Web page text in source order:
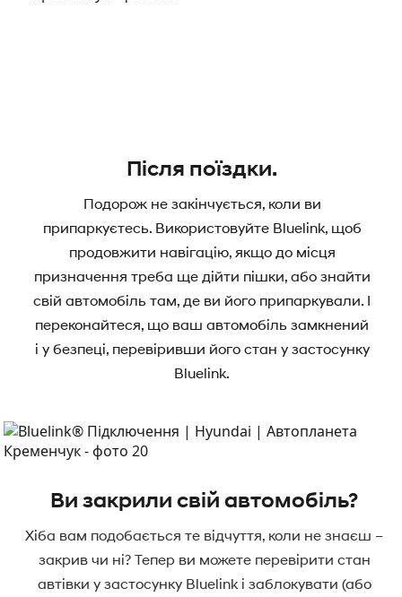
Після поїздки.
Подорож не закінчується, коли ви
припаркуєтесь. Використовуйте Bluelink, щоб
продовжити навігацію, якщо до місця
призначення треба ще дійти пішки, або знайти
свій автомобіль там, де ви його припаркували. І
переконайтеся, що ваш автомобіль замкнений
і у безпеці, перевіривши його стан у застосунку
Bluelink.
Ви закрили свій автомобіль?
Хіба вам подобається те відчуття, коли не знаєш –
закрив чи ні? Тепер ви можете перевірити стан
автівки у застосунку Bluelink і заблокувати (або